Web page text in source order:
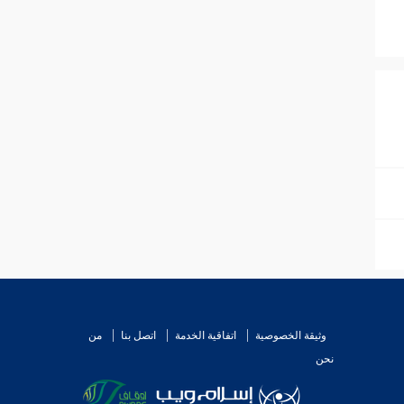
وثيقة الخصوصية اتفاقية الخدمة اتصل بنا
من
نحن